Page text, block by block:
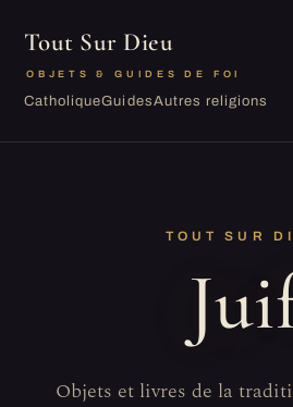
Tout Sur Dieu
OBJETS & GUIDES DE FOI
CatholiqueGuidesAutres religions
TOUT SUR
Objets et livres de la